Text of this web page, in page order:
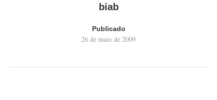
biab
Publicado
26 de maio de 2009